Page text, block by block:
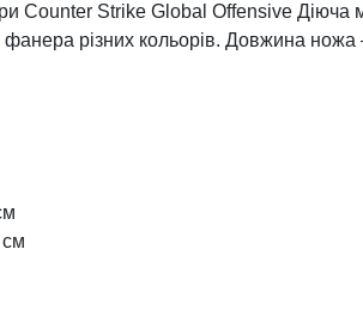
Counter Strike Global Offensive Діюча
фанера різних кольорів. Довжина ножа